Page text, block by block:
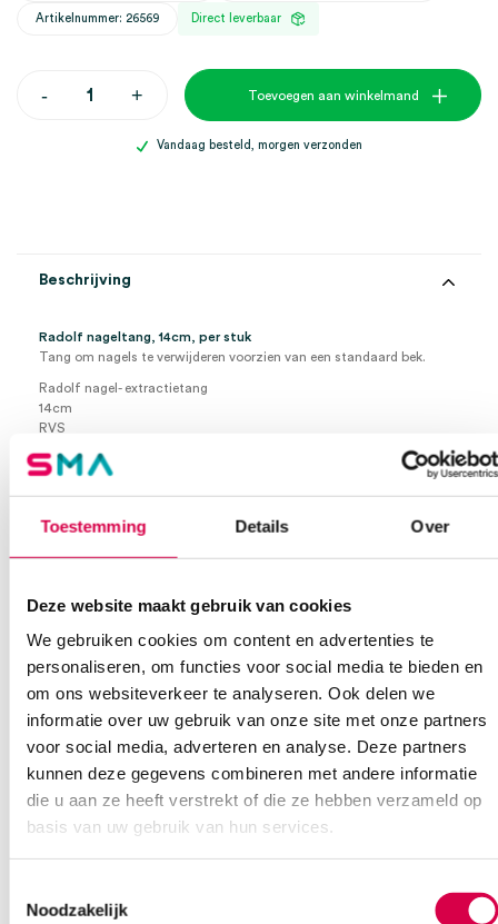
Toestemming Details Over
Deze website maakt gebruik van cookies
We gebruiken cookies om content en advertenties te
personaliseren, om functies voor social media te bieden en
om ons websiteverkeer te analyseren. Ook delen we
informatie over uw gebruik van onze site met onze partners
voor social media, adverteren en analyse. Deze partners
kunnen deze gegevens combineren met andere informatie
die u aan ze heeft verstrekt of die ze hebben verzameld op
basis van uw gebruik van hun services.
Noodzakelijk
Artikelnummer: 26569 Direct leverbaar
-Radolf
+ Toevoegen aan winkelmand
Vandaag besteld, morgen verzonden
Beschrijving
Radolf nageltang, 14cm, per stuk
Tang om nagels te verwijderen voorzien van een standaard bek.
Radolf nagel- extractietang
14cm
RVS
Extra informatie
Afmeting 14cm
Model
Steriel onsteriel
Beoordelingen (0)
Beoordelingen
Er zijn nog geen beoordelingen.
Wees de eerste om “Radolf nageltang, 14cm (1)” te beoordelen
Je moetingelogd zijnom een beoordeling te plaatsen.
Waarom Medische Artikelen?
Op voorraad? Vandaag besteld, vandaag verzonden
Geen klein order toeslag vanaf €75 bestelwaarde
We scoren een gemiddelde van 7.7! (10 beoordelingen)
Klantenservice